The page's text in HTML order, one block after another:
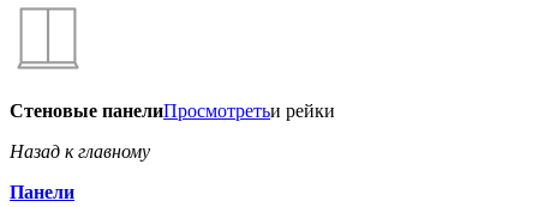
Стеновые панелиПросмотретьи рейки
Назад к главному
Панели